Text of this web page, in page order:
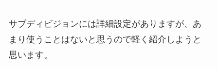
サブディビジョンには詳細設定がありますが、あ
まり使うことはないと思うので軽く紹介しようと
思います。